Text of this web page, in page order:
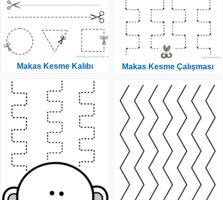
Makas Kesme Kalıbı Makas Kesme Çalışması